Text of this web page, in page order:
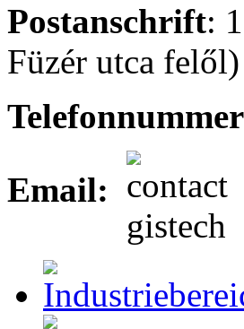
Postanschrift:
Füzér utca felől)
Telefonnummer
Email: